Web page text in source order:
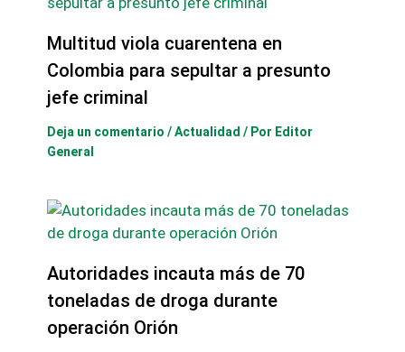
Multitud viola cuarentena en
Colombia para sepultar a presunto
jefe criminal
Deja un comentario /Actualidad / Por Editor
General
Autoridades incauta más de 70
toneladas de droga durante
operación Orión